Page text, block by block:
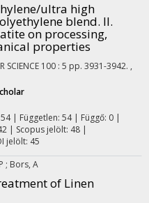
ultra high
blend. II.
on processing,
properties
SCIENCE 100 : 5 pp. 3931-3942. ,
| Független: 54 | Függő: 0 |
| Scopus jelölt: 48 |
jelölt: 45
; Bors, A
of Linen